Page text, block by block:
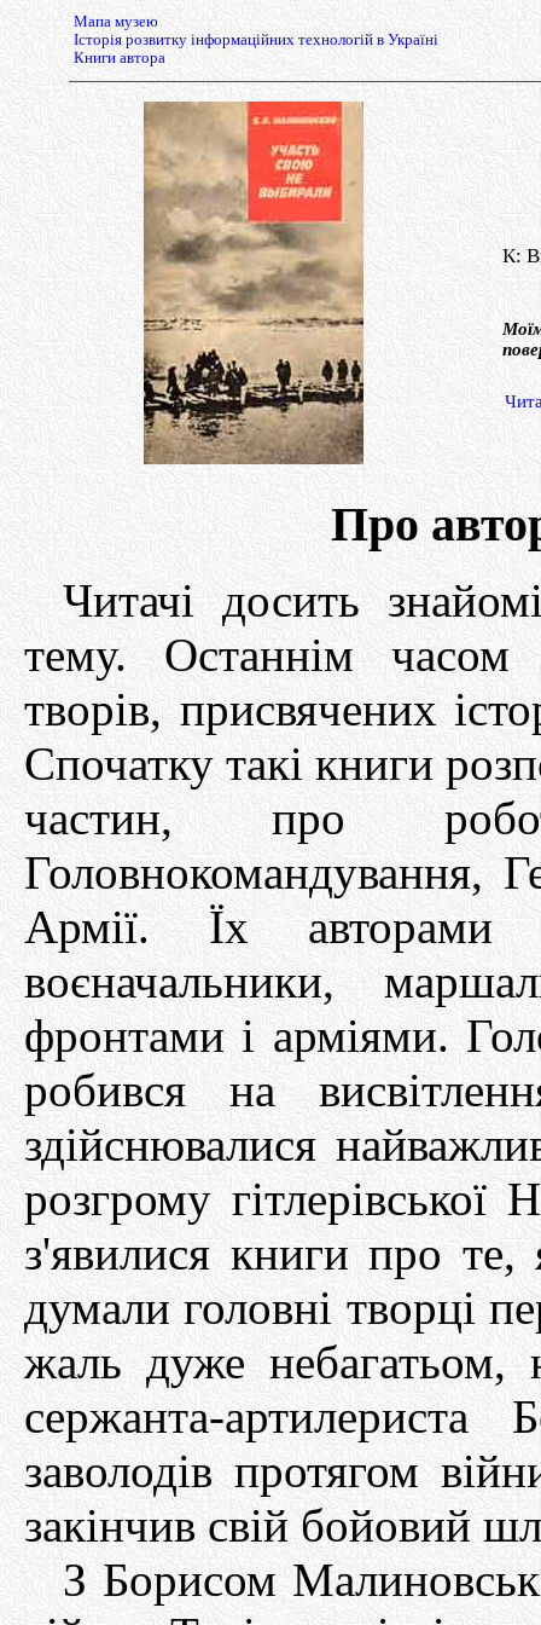
Мапа музею
Історія розвитку інформаційних технологій в Україні
Книги автора
К:
Про
Читачі досить
тему. Останнім часом
творів, присвячених
Спочатку такі книги
частин, про
Головнокомандування,
Армії. Їх авторами
воєначальники,
фронтами і арміями.
робився на
здійснювалися
розгрому
з'явилися книги про
думали головні творці
жаль дуже небагатьом,
сержанта-
заволодів протягом
закінчив свій бойовий
З Борисом